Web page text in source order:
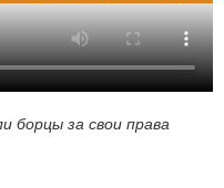
борцы за свои права